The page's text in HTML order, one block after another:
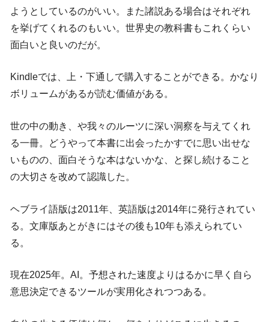
ようとしているのがいい。また諸説ある場合はそれぞれ
を挙げてくれるのもいい。世界史の教科書もこれくらい
面白いと良いのだが。
Kindleでは、上・下通しで購入することができる。かなり
ボリュームがあるが読む価値がある。
世の中の動き、や我々のルーツに深い洞察を与えてくれ
る一冊。どうやって本書に出会ったかすでに思い出せな
いものの、面白そうな本はないかな、と探し続けること
の大切さを改めて認識した。
ヘブライ語版は2011年、英語版は2014年に発行されてい
る。文庫版あとがきにはその後も10年も添えられてい
る。
現在2025年。AI。予想された速度よりはるかに早く自ら
意思決定できるツールが実用化されつつある。